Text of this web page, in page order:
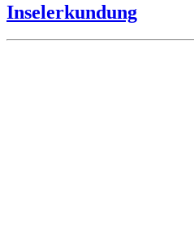
Inselerkundung